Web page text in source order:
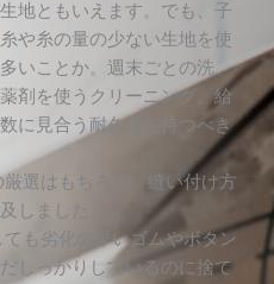
地ともいえます。でも、子
や糸の量の少ない生地を使
いことか。週末ごとの洗
剤を使うクリーニング。給
に見合う耐久性を持つべき
選はもちろん、縫い付け方
しました。
も劣化の早いゴムやボタン
しっかりしているのに捨て